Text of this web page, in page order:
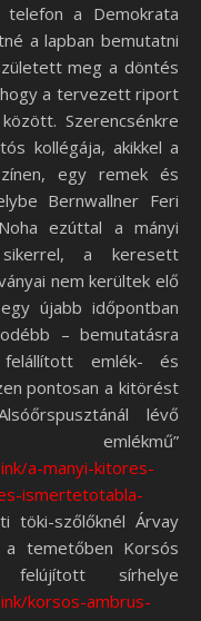
a Demokrata
a lapban bemutatni
meg a döntés
a tervezett riport
Szerencsénkre
kollégája, akikkel a
egy remek és
Bernwallner Feri
ezúttal a mányi
sikerrel, a keresett
nem kerültek elő
újabb időpontban
– bemutatásra
emlék- és
pontosan a kitörést
lévő
a-manyi-kitores-
ismertetotabla-
töki-szőlőknél Árvay
a temetőben Korsós
felújított sírhelye
korsos-ambrus-